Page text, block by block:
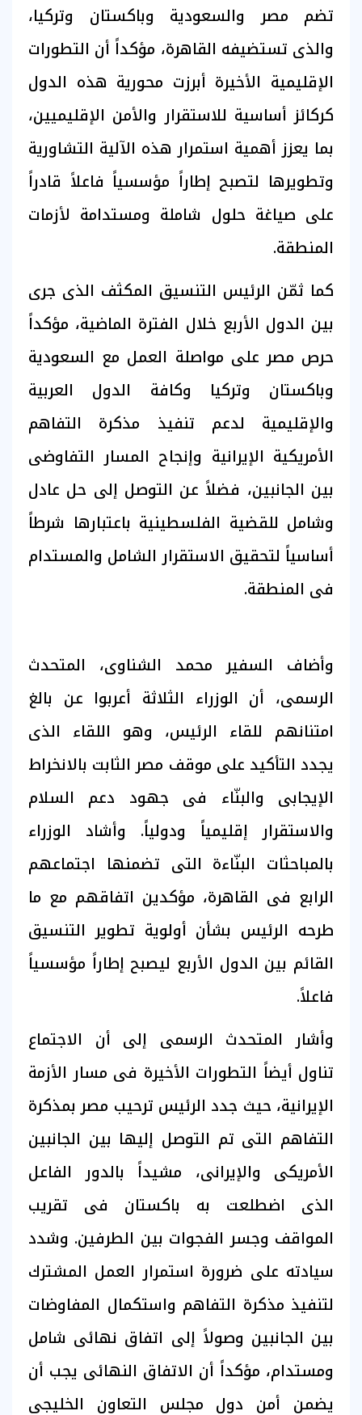
تضم مصر والسعودية وباكستان وتركيا،
والذى تستضيفه القاهرة، مؤكداً أن التطورات
الإقليمية الأخيرة أبرزت محورية هذه الدول
كركائز أساسية للاستقرار والأمن الإقليميين،
بما يعزز أهمية استمرار هذه الآلية التشاورية
وتطويرها لتصبح إطاراً مؤسسياً فاعلاً قادراً
على صياغة حلول شاملة ومستدامة لأزمات
المنطقة.
كما ثمّن الرئيس التنسيق المكثف الذى جرى
بين الدول الأربع خلال الفترة الماضية، مؤكداً
حرص مصر على مواصلة العمل مع السعودية
وباكستان وتركيا وكافة الدول العربية
والإقليمية لدعم تنفيذ مذكرة التفاهم
الأمريكية الإيرانية وإنجاح المسار التفاوضى
بين الجانبين، فضلاً عن التوصل إلى حل عادل
وشامل للقضية الفلسطينية باعتبارها شرطاً
أساسياً لتحقيق الاستقرار الشامل والمستدام
فى المنطقة.
وأضاف السفير محمد الشناوى، المتحدث
الرسمى، أن الوزراء الثلاثة أعربوا عن بالغ
امتنانهم للقاء الرئيس، وهو اللقاء الذى
يجدد التأكيد على موقف مصر الثابت بالانخراط
الإيجابى والبنّاء فى جهود دعم السلام
والاستقرار إقليمياً ودولياً. وأشاد الوزراء
بالمباحثات البنّاءة التى تضمنها اجتماعهم
الرابع فى القاهرة، مؤكدين اتفاقهم مع ما
طرحه الرئيس بشأن أولوية تطوير التنسيق
القائم بين الدول الأربع ليصبح إطاراً مؤسسياً
فاعلاً.
وأشار المتحدث الرسمى إلى أن الاجتماع
تناول أيضاً التطورات الأخيرة فى مسار الأزمة
الإيرانية، حيث جدد الرئيس ترحيب مصر بمذكرة
التفاهم التى تم التوصل إليها بين الجانبين
الأمريكى والإيرانى، مشيداً بالدور الفاعل
الذى اضطلعت به باكستان فى تقريب
المواقف وجسر الفجوات بين الطرفين. وشدد
سيادته على ضرورة استمرار العمل المشترك
لتنفيذ مذكرة التفاهم واستكمال المفاوضات
بين الجانبين وصولاً إلى اتفاق نهائى شامل
ومستدام، مؤكداً أن الاتفاق النهائى يجب أن
يضمن أمن دول مجلس التعاون الخليجى